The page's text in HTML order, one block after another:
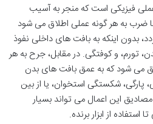
فیزیکی است که منجر به آسیب
ضرب به هر گونه عملی اطلاق می شود
بدون اینکه به بافت های داخلی نفوذ
تورم، و کوفتگی. در مقابل، جرح به هر
می شود که به عمق بافت های بدن
پارگی، شکستگی استخوان، یا از بین
این اعمال می تواند بسیار
از ابزار برنده.